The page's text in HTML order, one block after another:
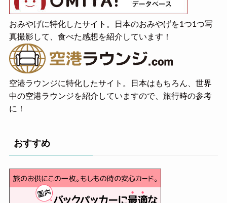
おみやげに特化したサイト。日本のおみやげを1つ1つ写
真撮影して、食べた感想を紹介しています！
空港ラウンジに特化したサイト。日本はもちろん、世界
中の空港ラウンジを紹介していますので、旅行時の参考
に！
おすすめ